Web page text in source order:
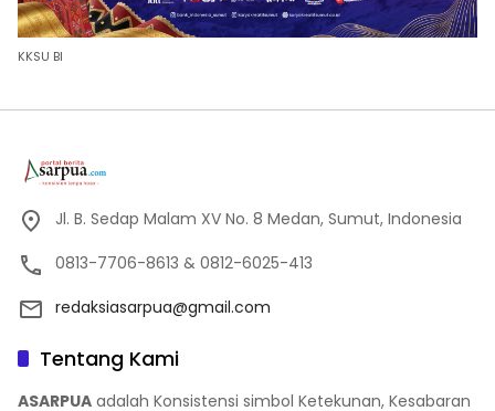
KKSU BI
Jl. B. Sedap Malam XV No. 8 Medan, Sumut, Indonesia
0813-7706-8613 & 0812-6025-413
redaksiasarpua@gmail.com
Tentang Kami
ASARPUA adalah Konsistensi simbol Ketekunan, Kesabaran